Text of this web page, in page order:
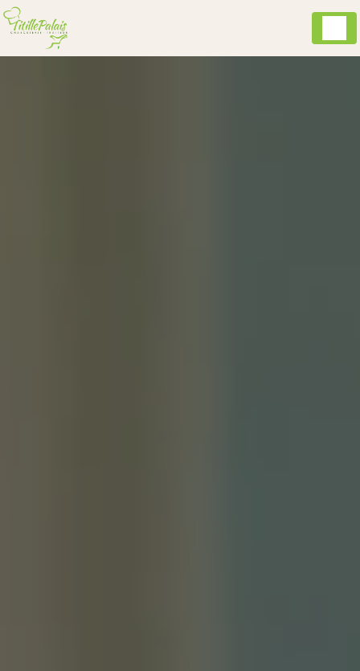
Panneau de gestion des cookies